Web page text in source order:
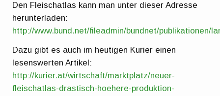
Den Fleischatlas kann man unter dieser Adresse
herunterladen:
http://www.bund.net/fileadmin/bundnet/publikationen/
Dazu gibt es auch im heutigen Kurier einen
lesenswerten Artikel:
http://kurier.at/wirtschaft/marktplatz/neuer-
fleischatlas-drastisch-hoehere-produktion-